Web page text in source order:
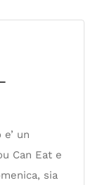
un
Can Eat e
sia